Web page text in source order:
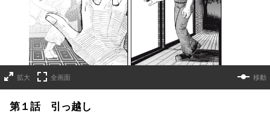
拡大 全画面 移動
第１話 引っ越し